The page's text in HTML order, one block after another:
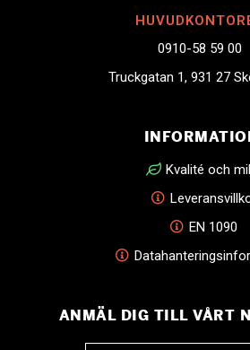
0910-58 59 00
Truckgatan 1, 931 27
Kvalité och
EN 1090
ANMÄL DIG TILL VÅRT